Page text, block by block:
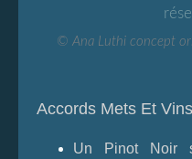
© Ana Luthi concept
Accords Mets Et
Un Pinot Noir